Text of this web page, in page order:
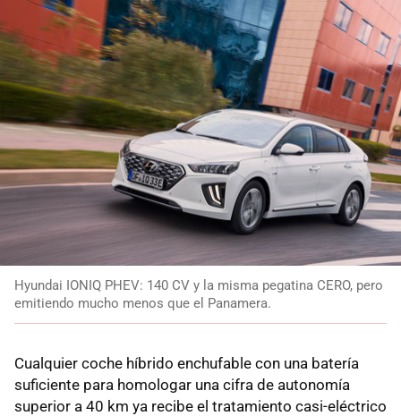
Hyundai IONIQ PHEV: 140 CV y la misma pegatina CERO, pero
emitiendo mucho menos que el Panamera.
Cualquier coche híbrido enchufable con una batería
suficiente para homologar una cifra de autonomía
superior a 40 km ya recibe el tratamiento casi-eléctrico